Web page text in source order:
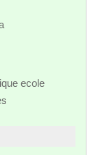
ecole